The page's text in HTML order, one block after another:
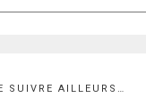
SUIVRE AILLEURS…